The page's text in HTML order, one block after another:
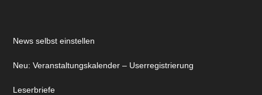
News selbst einstellen
Neu: Veranstaltungskalender – Userregistrierung
Leserbriefe